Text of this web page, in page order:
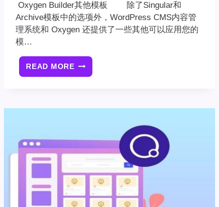
Oxygen Builder其他模板 除了Singular和
Archive模板中的选项外，WordPress CMS内容管
理系统和 Oxygen 还提供了一些其他可以应用您的
模…
READ MORE OXYGEN
BUILDER
模